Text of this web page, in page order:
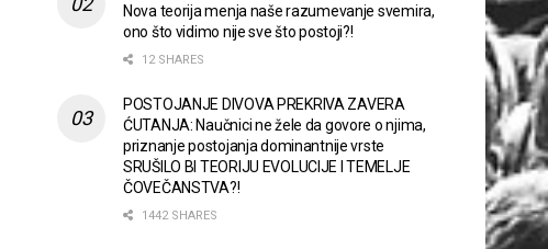
Nova teorija menja naše razumevanje svemira,
ono što vidimo nije sve što postoji?!
12 SHARES
POSTOJANJE DIVOVA PREKRIVA ZAVERA
ĆUTANJA: Naučnici ne žele da govore o njima,
priznanje postojanja dominantnije vrste
SRUŠILO BI TEORIJU EVOLUCIJE I TEMELJE
ČOVEČANSTVA?!
1442 SHARES